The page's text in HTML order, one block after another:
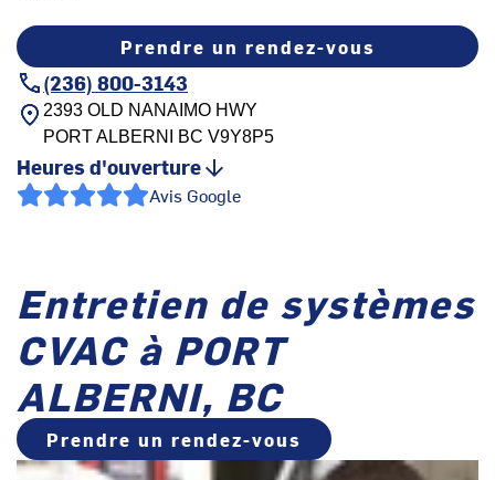
Prendre un rendez-vous
(236) 800-3143
2393 OLD NANAIMO HWY
PORT ALBERNI
BC V9Y8P5
Heures d'ouverture
Avis Google
Entretien de systèmes
CVAC à PORT
ALBERNI, BC
Prendre un rendez-vous